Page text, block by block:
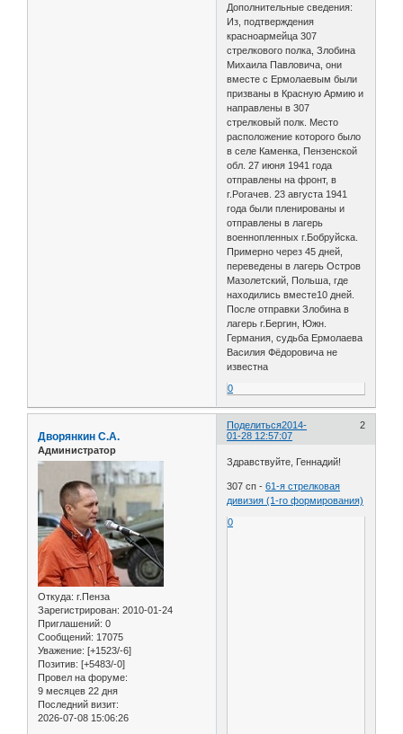
Дополнительные сведения:
Из, подтверждения
красноармейца 307
стрелкового полка, Злобина
Михаила Павловича, они
вместе с Ермолаевым были
призваны в Красную Армию и
направлены в 307
стрелковый полк. Место
расположение которого было
в селе Каменка, Пензенской
обл. 27 июня 1941 года
отправлены на фронт, в
г.Рогачев. 23 августа 1941
года были пленированы и
отправлены в лагерь
военнопленных г.Бобруйска.
Примерно через 45 дней,
переведены в лагерь Остров
Мазолетский, Польша, где
находились вместе10 дней.
После отправки Злобина в
лагерь г.Бергин, Южн.
Германия, судьба Ермолаева
Василия Фёдоровича не
известна
0
Поделиться 2
2014-
01-28 12:57:07
Дворянкин С.А.
Администратор
Откуда: г.Пенза
Зарегистрирован: 2010-01-24
Приглашений: 0
Сообщений: 17075
Уважение: [+1523/-6]
Позитив: [+5483/-0]
Провел на форуме:
9 месяцев 22 дня
Последний визит:
2026-07-08 15:06:26
Здравствуйте, Геннадий!
307 сп -61-я стрелковая
дивизия (1-го формирования)
0